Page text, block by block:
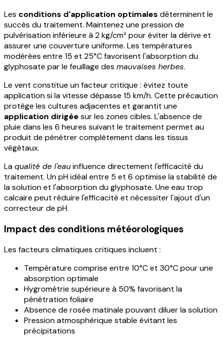
Les conditions d'application optimales déterminent le
succès du traitement. Maintenez une pression de
pulvérisation inférieure à 2 kg/cm² pour éviter la dérive et
assurer une couverture uniforme. Les températures
modérées entre 15 et 25°C favorisent l'absorption du
glyphosate par le feuillage des mauvaises herbes.
Le vent constitue un facteur critique : évitez toute
application si la vitesse dépasse 15 km/h. Cette précaution
protège les cultures adjacentes et garantit une
application dirigée sur les zones cibles. L'absence de
pluie dans les 6 heures suivant le traitement permet au
produit de pénétrer complètement dans les tissus
végétaux.
Laqualité de l'eauinfluence directement l'efficacité du
traitement. Un pH idéal entre 5 et 6 optimise la stabilité de
la solution et l'absorption du glyphosate. Une eau trop
calcaire peut réduire l'efficacité et nécessiter l'ajout d'un
correcteur de pH.
Impact des conditions météorologiques
Les facteurs climatiques critiques incluent :
Température comprise entre 10°C et 30°C pour une
absorption optimale
Hygrométrie supérieure à 50% favorisant la
pénétration foliaire
Absence de rosée matinale pouvant diluer la solution
Pression atmosphérique stable évitant les
précipitations